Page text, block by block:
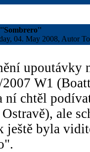
04. May 2008, Autor
upoutávky
W1
ní chtěl
Ostravě), ale
ještě byla